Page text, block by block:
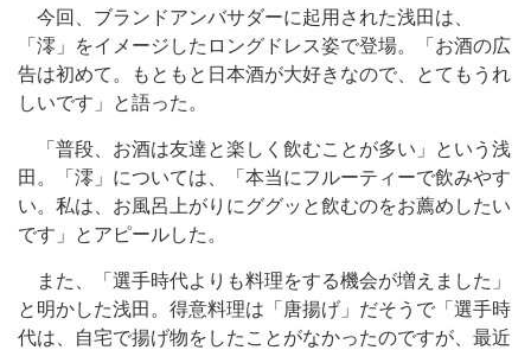
今回、ブランドアンバサダーに起用された浅田は、
「澪」をイメージしたロングドレス姿で登場。「お酒の広
告は初めて。もともと日本酒が大好きなので、とてもうれ
しいです」と語った。
「普段、お酒は友達と楽しく飲むことが多い」という浅
田。「澪」については、「本当にフルーティーで飲みやす
い。私は、お風呂上がりにググッと飲むのをお薦めしたい
です」とアピールした。
また、「選手時代よりも料理をする機会が増えました」
と明かした浅田。得意料理は「唐揚げ」だそうで「選手時
代は、自宅で揚げ物をしたことがなかったのですが、最近